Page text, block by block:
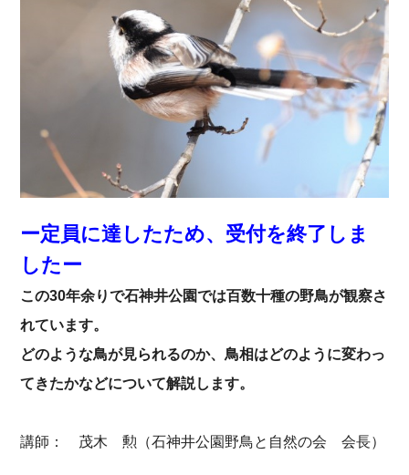
ー定員に達したため、受付を終了しま
したー
この30年余りで石神井公園では百数十種の野鳥が観察さ
れています。
どのような鳥が見られるのか、鳥相はどのように変わっ
てきたかなどについて解説します。
講師： 茂木 勲（石神井公園野鳥と自然の会 会長）